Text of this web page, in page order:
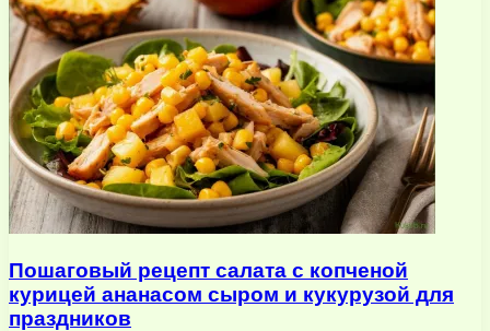
Пошаговый рецепт салата с копченой
курицей ананасом сыром и кукурузой для
праздников